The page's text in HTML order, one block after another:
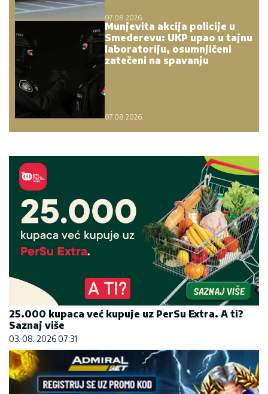
07.08.2026.
Munjevita akcija policije u
Smederevu: UKP upao u tajnu
laboratoriju, osumnjičeni
zatečeni na spavanju
07.08.2026.
25.000 kupaca već kupuje uz PerSu Extra. A ti?
Saznaj više
03. 08. 2026 07:31